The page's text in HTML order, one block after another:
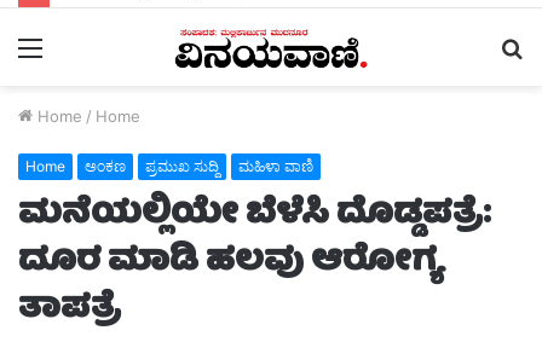
Menu
Home / Home
Home ಅಂಕಣ ಪ್ರಮುಖ ಸುದ್ದಿ ಮಹಿಳಾ ವಾಣಿ
ಮನೆಯಲ್ಲಿಯೇ ಬೆಳೆಸಿ ದೊಡ್ಡಪತ್ರೆ:
ದೂರ ಮಾಡಿ ಹಲವು ಆರೋಗ್ಯ
ತಾಪತ್ರೆ